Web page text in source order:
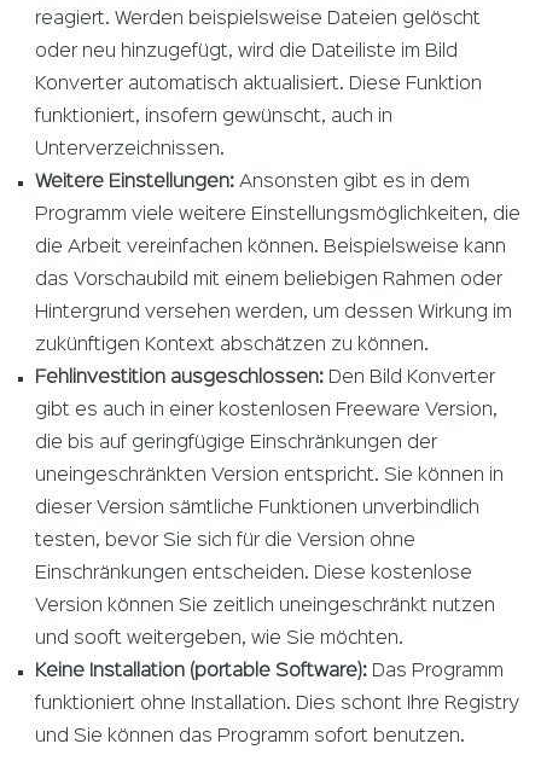
reagiert. Werden beispielsweise Dateien gelöscht
oder neu hinzugefügt, wird die Dateiliste im Bild
Konverter automatisch aktualisiert. Diese Funktion
funktioniert, insofern gewünscht, auch in
Unterverzeichnissen.
Weitere Einstellungen:Ansonsten gibt es in dem
Programm viele weitere Einstellungsmöglichkeiten, die
die Arbeit vereinfachen können. Beispielsweise kann
das Vorschaubild mit einem beliebigen Rahmen oder
Hintergrund versehen werden, um dessen Wirkung im
zukünftigen Kontext abschätzen zu können.
Fehlinvestition ausgeschlossen: Den Bild Konverter
gibt es auch in einer kostenlosen Freeware Version,
die bis auf geringfügige Einschränkungen der
uneingeschränkten Version entspricht. Sie können in
dieser Version sämtliche Funktionen unverbindlich
testen, bevor Sie sich für die Version ohne
Einschränkungen entscheiden. Diese kostenlose
Version können Sie zeitlich uneingeschränkt nutzen
und sooft weitergeben, wie Sie möchten.
Keine Installation (portable Software): Das Programm
funktioniert ohne Installation. Dies schont Ihre Registry
und Sie können das Programm sofort benutzen.